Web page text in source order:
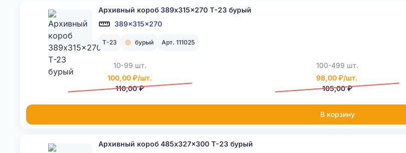
Архивный короб 389x315x270 Т-23 бурый
389x315x270
Т-23 бурый Арт. 111025
10-99 шт.
100,00 ₽/шт.
110,00 ₽
100-499 шт.
98,00 ₽/шт.
105,00 ₽
В корзину
Архивный короб 485x327x300 Т-23 бурый